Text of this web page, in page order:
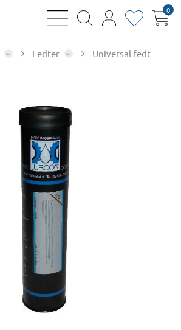
bars
magnifying
user
heart0
Fedter Universal fedt